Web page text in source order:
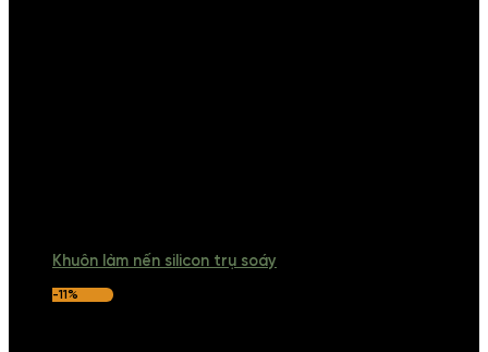
Khuôn làm nến silicon trụ soáy
-11%